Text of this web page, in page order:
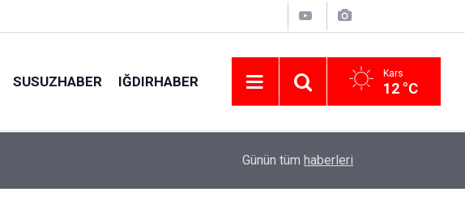
SUSUZHABER IĞDIRHABER Kars
12 °C
Ön tekerleği arızalandığı iddia edilen arazi
Günün tüm haberleri